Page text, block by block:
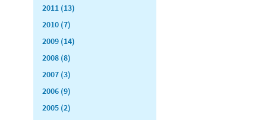
2011 (13)
2010 (7)
2009 (14)
2008 (8)
2007 (3)
2006 (9)
2005 (2)